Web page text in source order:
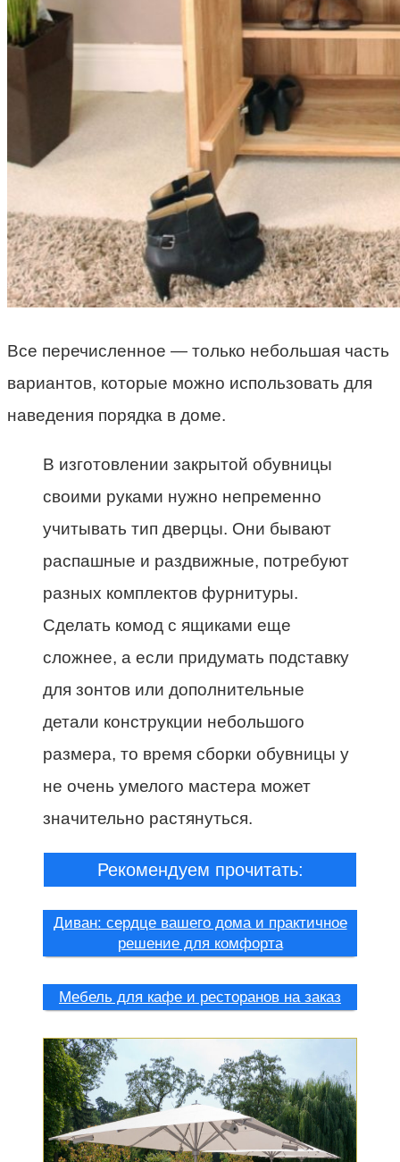
Все перечисленное — только небольшая часть
вариантов, которые можно использовать для
наведения порядка в доме.
В изготовлении закрытой обувницы
своими руками нужно непременно
учитывать тип дверцы. Они бывают
распашные и раздвижные, потребуют
разных комплектов фурнитуры.
Сделать комод с ящиками еще
сложнее, а если придумать подставку
для зонтов или дополнительные
детали конструкции небольшого
размера, то время сборки обувницы у
не очень умелого мастера может
значительно растянуться.
Рекомендуем прочитать:
Диван: сердце вашего дома и практичное
решение для комфорта
Мебель для кафе и ресторанов на заказ